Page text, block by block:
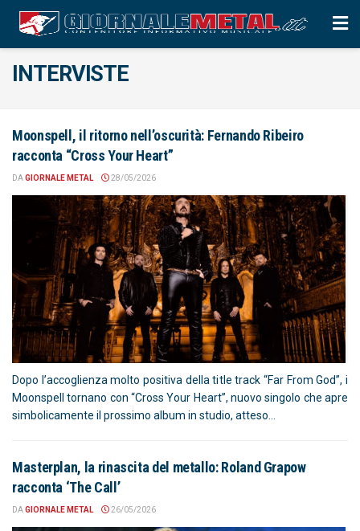
INTERVISTE
Moonspell, il ritorno nell’oscurità: Fernando Ribeiro
racconta “Cross Your Heart”
DAGIORNALE METAL 28/05/2026
Dopo l’accoglienza molto positiva della title track “Far From God”, i
Moonspell tornano con “Cross Your Heart”, nuovo singolo che apre
simbolicamente il prossimo album in studio, atteso...
Masterplan, la rinascita del metallo: Roland Grapow
racconta ‘The Call’
DAGIORNALE METAL 26/05/2026